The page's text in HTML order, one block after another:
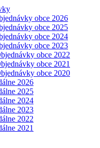
obce 2026
obce 2025
obce 2024
obce 2023
obce 2022
obce 2021
obce 2020
2026
2025
2024
2023
2022
2021